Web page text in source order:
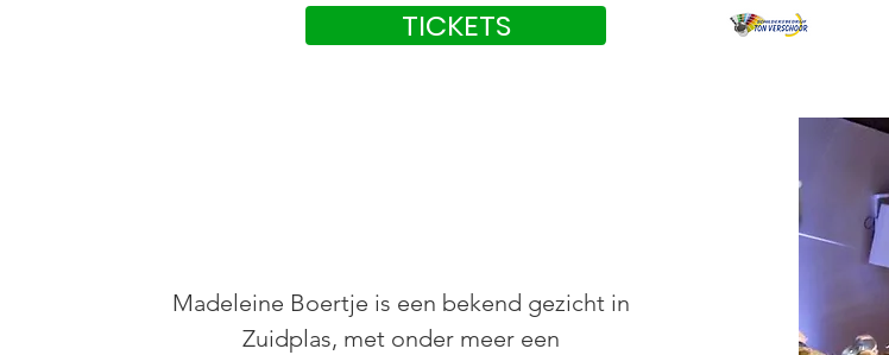
TICKETS
Madeleine Boertje is een bekend gezicht in
Zuidplas, met onder meer een